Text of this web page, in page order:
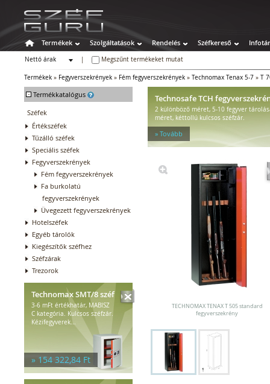
Termékek Szolgáltatások Rendelés Széfkereső Infotár
Nettó árak
Megszűnt termékeket mutat
Termékek » Fegyverszekrények » Fém fegyverszekrények » Technomax Tenax 5-7 » T
- Termékkatalógus
Széfek
Értékszéfek
Tűzálló széfek
Speciális széfek
Fegyverszekrények
Fém fegyverszekrények
Fa burkolatú
fegyverszekrények
Üvegezett fegyverszekrények
Hotelszéfek
Egyéb tárolók
Kiegészítők széfhez
Széfzárak
Trezorok
Technomax SMT/8 széf
3-6 mFt értékhatár, MABISZ
C kategória. Kulcsos széfzár.
Kézifegyverek...
» 154 322,84 Ft
Technosafe TCH
2 különböző méret, 5-10 fegyver
méret, kéttollú kulcsos széfzár.
» Tovább
TECHNOMAX TENAX T 505 standard
fegyverszekrény